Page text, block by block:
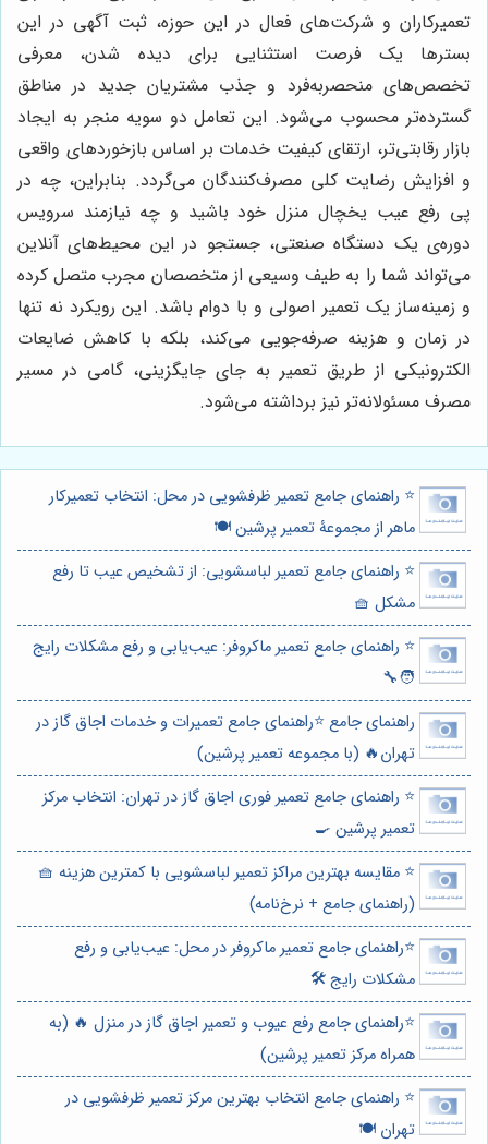
تعمیرکاران و شرکت‌های فعال در این حوزه، ثبت آگهی در این
بسترها یک فرصت استثنایی برای دیده شدن، معرفی
تخصص‌های منحصربه‌فرد و جذب مشتریان جدید در مناطق
گسترده‌تر محسوب می‌شود. این تعامل دو سویه منجر به ایجاد
بازار رقابتی‌تر، ارتقای کیفیت خدمات بر اساس بازخوردهای واقعی
و افزایش رضایت کلی مصرف‌کنندگان می‌گردد. بنابراین، چه در
پی رفع عیب یخچال منزل خود باشید و چه نیازمند سرویس
دوره‌ی یک دستگاه صنعتی، جستجو در این محیط‌های آنلاین
می‌تواند شما را به طیف وسیعی از متخصصان مجرب متصل کرده
و زمینه‌ساز یک تعمیر اصولی و با دوام باشد. این رویکرد نه تنها
در زمان و هزینه صرفه‌جویی می‌کند، بلکه با کاهش ضایعات
الکترونیکی از طریق تعمیر به جای جایگزینی، گامی در مسیر
مصرف مسئولانه‌تر نیز برداشته می‌شود.
⭐️ راهنمای جامع تعمیر ظرفشویی در محل: انتخاب تعمیرکار
ماهر از مجموعۀ تعمیر پرشین 🍽️
⭐️ راهنمای جامع تعمیر لباسشویی: از تشخیص عیب تا رفع
مشکل 🧺
⭐️ راهنمای جامع تعمیر ماکروفر: عیب‌یابی و رفع مشکلات رایج
🧑‍🔧
راهنمای جامع ⭐️راهنمای جامع تعمیرات و خدمات اجاق گاز در
تهران🔥 (با مجموعه تعمیر پرشین)
⭐️ راهنمای جامع تعمیر فوری اجاق گاز در تهران: انتخاب مرکز
تعمیر پرشین 🍳
⭐️ مقایسه بهترین مراکز تعمیر لباسشویی با کمترین هزینه 🧺
(راهنمای جامع + نرخ‌نامه)
⭐️راهنمای جامع تعمیر ماکروفر در محل: عیب‌یابی و رفع
مشکلات رایج 🛠️
⭐️راهنمای جامع رفع عیوب و تعمیر اجاق گاز در منزل 🔥 (به
همراه مرکز تعمیر پرشین)
⭐️ راهنمای جامع انتخاب بهترین مرکز تعمیر ظرفشویی در
تهران 🍽️